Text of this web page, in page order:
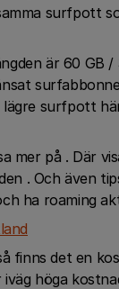
surfpott
är 60 GB /
surfpott
mer på . Där
. Och även
ha roaming
finns det en
höga